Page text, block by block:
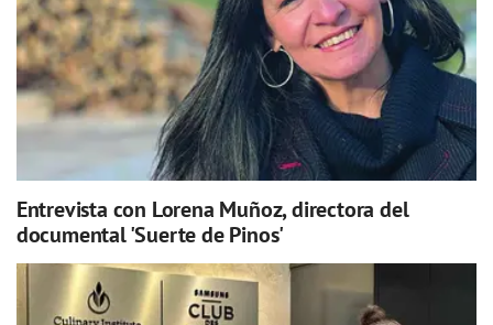
Entrevista con Lorena Muñoz, directora del
documental 'Suerte de Pinos'